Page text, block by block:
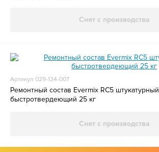
Снят с производства
Артикул 029-134-007
Ремонтный состав Evermix RC5 штукатурный
быстротвердеющий 25 кг
Снят с производства